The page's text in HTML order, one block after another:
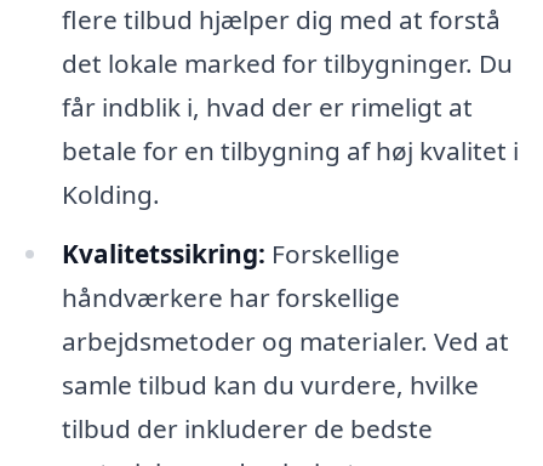
flere tilbud hjælper dig med at forstå
det lokale marked for tilbygninger. Du
får indblik i, hvad der er rimeligt at
betale for en tilbygning af høj kvalitet i
Kolding.
Kvalitetssikring: Forskellige
håndværkere har forskellige
arbejdsmetoder og materialer. Ved at
samle tilbud kan du vurdere, hvilke
tilbud der inkluderer de bedste